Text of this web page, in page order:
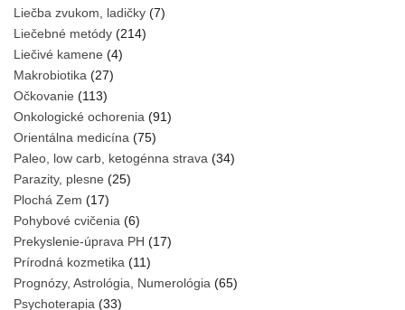
Liečba zvukom, ladičky (7)
Liečebné metódy (214)
Liečivé kamene (4)
Makrobiotika (27)
Očkovanie (113)
Onkologické ochorenia (91)
Orientálna medicína (75)
Paleo, low carb, ketogénna strava (34)
Parazity, plesne (25)
Plochá Zem (17)
Pohybové cvičenia (6)
Prekyslenie-úprava PH (17)
Prírodná kozmetika (11)
Prognózy, Astrológia, Numerológia (65)
Psychoterapia (33)